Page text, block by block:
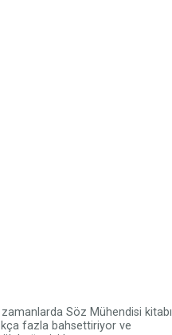
Söz Mühendisi kitabı
fazla bahsettiriyor ve